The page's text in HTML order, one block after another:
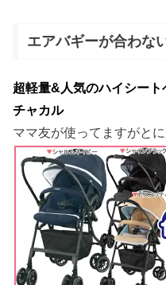
エアバギーが合わな
超軽量&人気のハイシート
チャカル
ママ友が使ってますがとに